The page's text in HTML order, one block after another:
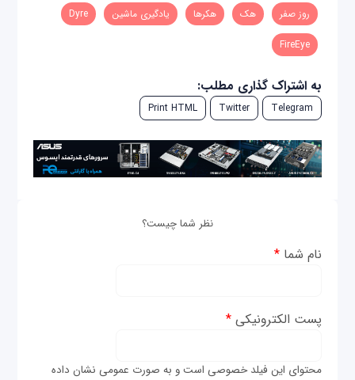
روز صفر هک هکرها یادگیری ماشین Dyre
FireEye
به اشتراک گذاری مطلب:
Telegram
Twitter
Print HTML
نظر شما چیست؟
نام شما*
پست الکترونیکی*
محتوای این فیلد خصوصی است و به صورت عمومی نشان داده